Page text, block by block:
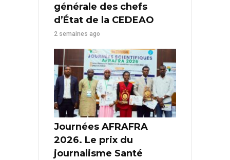
générale des chefs
d’État de la CEDEAO
2 semaines ago
Journées AFRAFRA
2026. Le prix du
journalisme Santé